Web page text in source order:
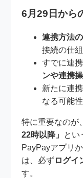
6月29日から
連携方法
接続の仕
すでに連
ンや連携
新たに連
なる可能
特に重要なのが
22時以降」 とい
PayPayアプリ
は、必ずログイ
す。